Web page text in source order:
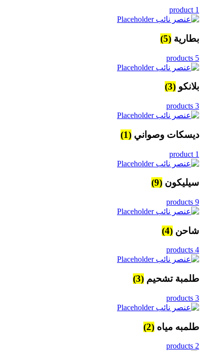
1 product
بطارية (5)
5 products
بلانكو (3)
3 products
ديسكات وصواني (1)
1 product
سيليكون (9)
9 products
شاحن (4)
4 products
طلمبة تشحيم (3)
3 products
طلمبه مياه (2)
2 products